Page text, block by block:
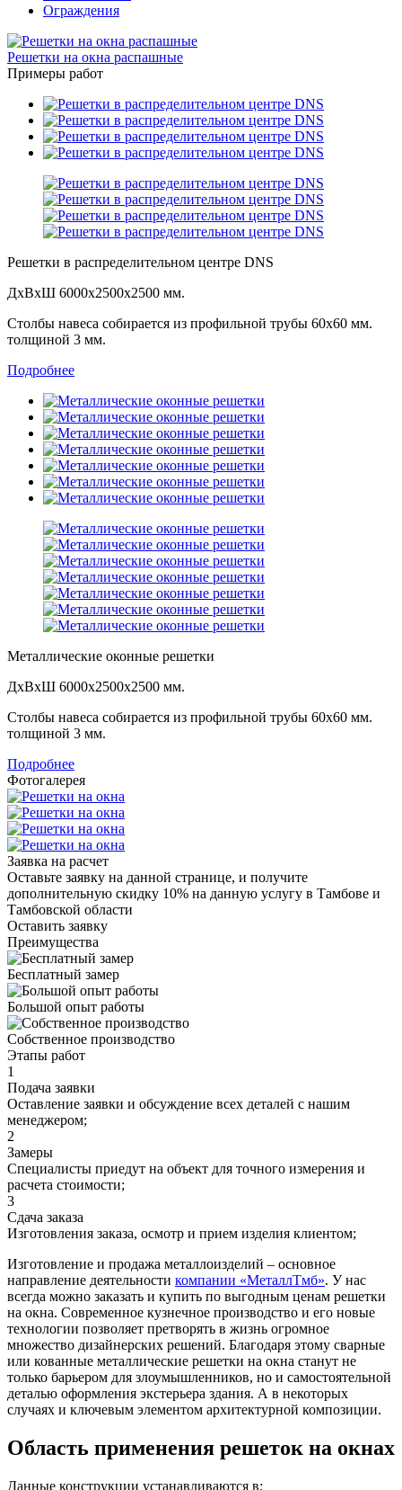
Ограждения
Решетки на окна распашные
Примеры работ
Решетки в распределительном центре DNS
ДхВхШ 6000х2500х2500 мм.
Столбы навеса собирается из профильной трубы 60х60 мм.
толщиной 3 мм.
Подробнее
Металлические оконные решетки
ДхВхШ 6000х2500х2500 мм.
Столбы навеса собирается из профильной трубы 60х60 мм.
толщиной 3 мм.
Подробнее
Фотогалерея
Заявка на расчет
Оставьте заявку на данной странице, и получите
дополнительную скидку 10% на данную услугу в Тамбове и
Тамбовской области
Оставить заявку
Преимущества
Бесплатный замер
Большой опыт работы
Собственное производство
Этапы работ
1
Подача заявки
Оставление заявки и обсуждение всех деталей с нашим
менеджером;
2
Замеры
Специалисты приедут на объект для точного измерения и
расчета стоимости;
3
Сдача заказа
Изготовления заказа, осмотр и прием изделия клиентом;
Изготовление и продажа металлоизделий – основное
направление деятельности компании «МеталлТмб». У нас
всегда можно заказать и купить по выгодным ценам решетки
на окна. Современное кузнечное производство и его новые
технологии позволяет претворять в жизнь огромное
множество дизайнерских решений. Благодаря этому сварные
или кованные металлические решетки на окна станут не
только барьером для злоумышленников, но и самостоятельной
деталью оформления экстерьера здания. А в некоторых
случаях и ключевым элементом архитектурной композиции.
Область применения решеток на окнах
Данные конструкции устанавливаются в: